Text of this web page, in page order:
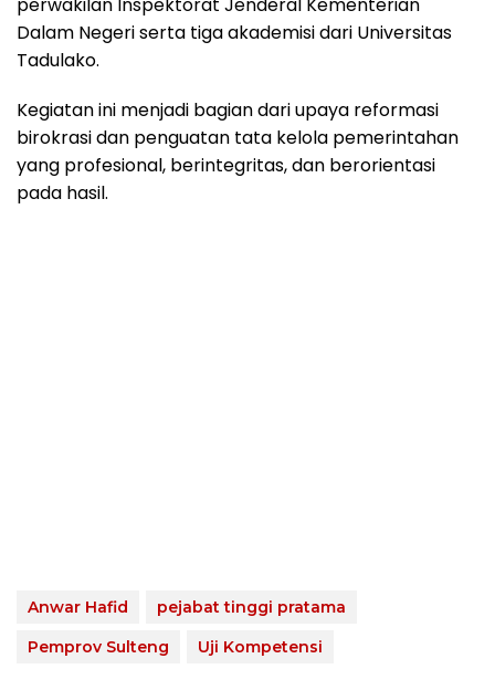
perwakilan Inspektorat Jenderal Kementerian
Dalam Negeri serta tiga akademisi dari Universitas
Tadulako.
Kegiatan ini menjadi bagian dari upaya reformasi
birokrasi dan penguatan tata kelola pemerintahan
yang profesional, berintegritas, dan berorientasi
pada hasil.
Anwar Hafid
pejabat tinggi pratama
Pemprov Sulteng
Uji Kompetensi